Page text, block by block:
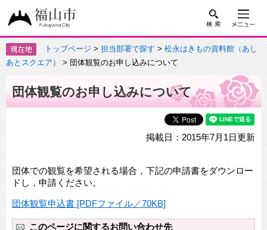
トップページ>担当部署で探す>松永はきもの資料館（あし
あとスクエア）> 団体観覧のお申し込みについて
団体観覧のお申し込みについて
掲載日：2015年7月1日更新
団体での観覧を希望される場合，下記の申請書をダウンロー
ドし，申請ください。
団体観覧申込書 [PDFファイル／70KB]
このページに関するお問い合わせ先